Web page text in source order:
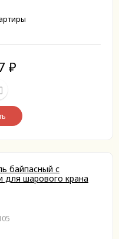
₽
байпасный с
для шарового крана